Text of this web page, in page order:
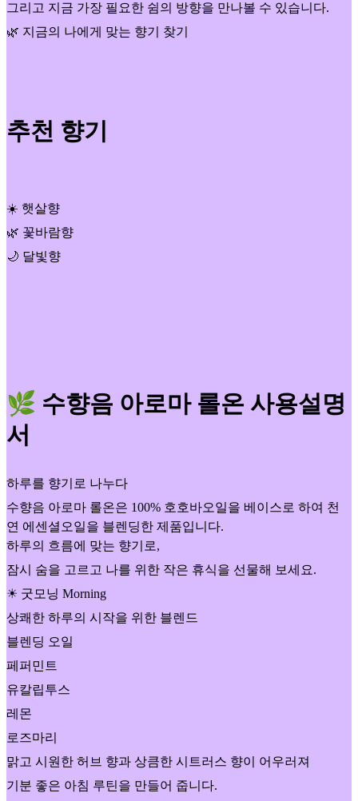
그리고 지금 가장 필요한 쉼의 방향을 만나볼 수 있습니다.
🌿 지금의 나에게 맞는 향기 찾기
추천 향기
☀️ 햇살향
🌿 꽃바람향
🌙 달빛향
🌿 수향음 아로마 롤온 사용설명
서
하루를 향기로 나누다
수향음 아로마 롤온은 100% 호호바오일을 베이스로 하여 천
연 에센셜오일을 블렌딩한 제품입니다.
하루의 흐름에 맞는 향기로,
잠시 숨을 고르고 나를 위한 작은 휴식을 선물해 보세요.
☀ 굿모닝 Morning
상쾌한 하루의 시작을 위한 블렌드
블렌딩 오일
페퍼민트
유칼립투스
레몬
로즈마리
맑고 시원한 허브 향과 상큼한 시트러스 향이 어우러져
기분 좋은 아침 루틴을 만들어 줍니다.